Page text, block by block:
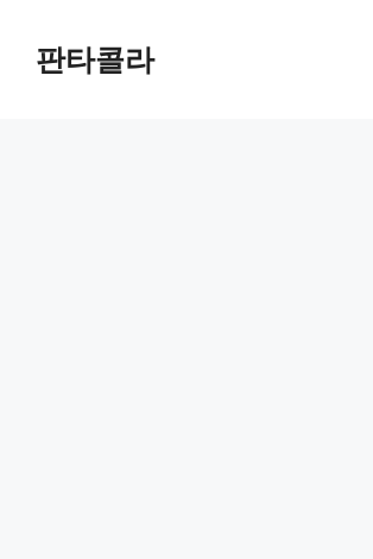
content판타콜라